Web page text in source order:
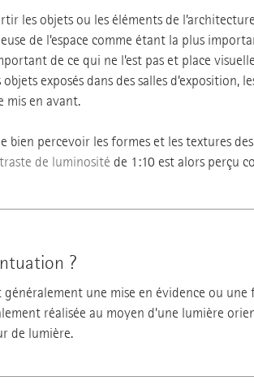
les objets ou les éléments de
de l’espace comme étant la plus
de ce qui ne l’est pas et place
exposés dans des salles d’exposition,
mis en avant.
bien percevoir les formes et les textures
de luminosité de 1:10 est alors perçu
?
généralement une mise en évidence ou une
réalisée au moyen d’une lumière
de lumière.